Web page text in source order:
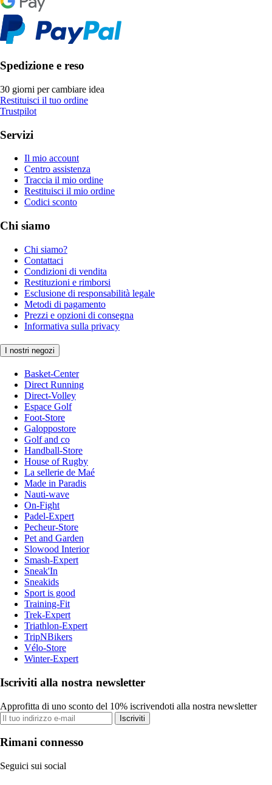
Spedizione e reso
30 giorni per cambiare idea
Restituisci il tuo ordine
Trustpilot
Servizi
Il mio account
Centro assistenza
Traccia il mio ordine
Restituisci il mio ordine
Codici sconto
Chi siamo
Chi siamo?
Contattaci
Condizioni di vendita
Restituzioni e rimborsi
Esclusione di responsabilità legale
Metodi di pagamento
Prezzi e opzioni di consegna
Informativa sulla privacy
I nostri negozi
Basket-Center
Direct Running
Direct-Volley
Espace Golf
Foot-Store
Galoppostore
Golf and co
Handball-Store
House of Rugby
La sellerie de Maé
Made in Paradis
Nauti-wave
On-Fight
Padel-Expert
Pecheur-Store
Pet and Garden
Slowood Interior
Smash-Expert
Sneak'In
Sneakids
Sport is good
Training-Fit
Trek-Expert
Triathlon-Expert
TripNBikers
Vélo-Store
Winter-Expert
Iscriviti alla nostra newsletter
Approfitta di uno sconto del 10% iscrivendoti alla nostra newsletter
Iscriviti
Rimani connesso
Seguici sui social